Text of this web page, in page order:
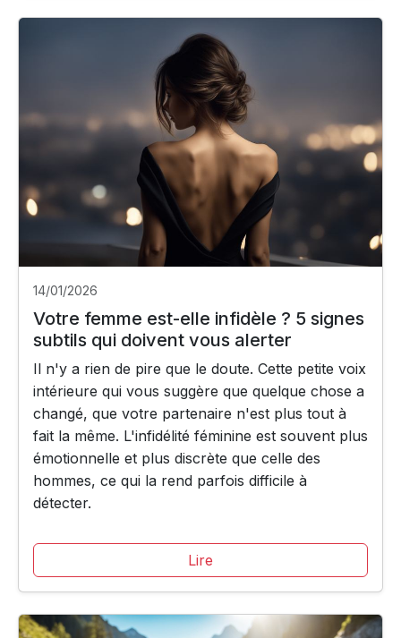
14/01/2026
Votre femme est-elle infidèle ? 5 signes
subtils qui doivent vous alerter
Il n'y a rien de pire que le doute. Cette petite voix
intérieure qui vous suggère que quelque chose a
changé, que votre partenaire n'est plus tout à
fait la même. L'infidélité féminine est souvent plus
émotionnelle et plus discrète que celle des
hommes, ce qui la rend parfois difficile à
détecter.
Lire